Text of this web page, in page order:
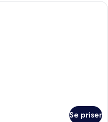
Et moderne hotelværelse med en
Se priser